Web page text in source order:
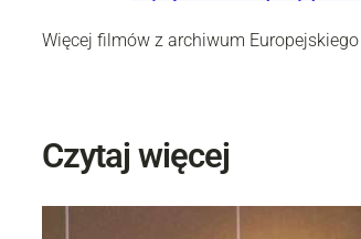
Więcej filmów z archiwum
Czytaj więcej